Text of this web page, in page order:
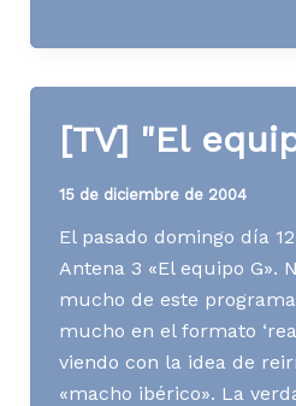
serie
[TV] "El
15 de diciembre de 2004
El pasado domingo día
Antena 3 «El equipo G».
mucho de este
mucho en el formato
viendo con la idea de
«macho ibérico». La